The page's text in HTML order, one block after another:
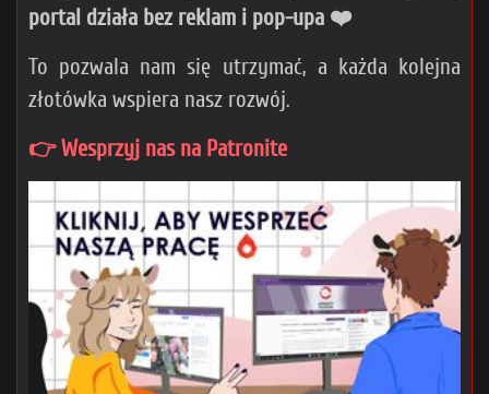
portal działa bez reklam i pop-upa ❤️
To pozwala nam się utrzymać, a każda kolejna
złotówka wspiera nasz rozwój.
👉 Wesprzyj nas na Patronite